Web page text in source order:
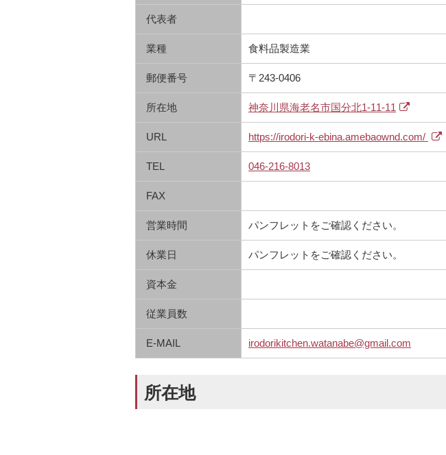
代表者
業種 食料品製造業
郵便番号 〒243-0406
所在地 神奈川県海老名市国分北1-11-11
URL https://irodori-k-ebina.amebaownd.com/
TEL 046-216-8013
FAX
営業時間 パンフレットをご確認ください。
休業日 パンフレットをご確認ください。
資本金
従業員数
E-MAIL irodorikitchen.watanabe@gmail.com
所在地